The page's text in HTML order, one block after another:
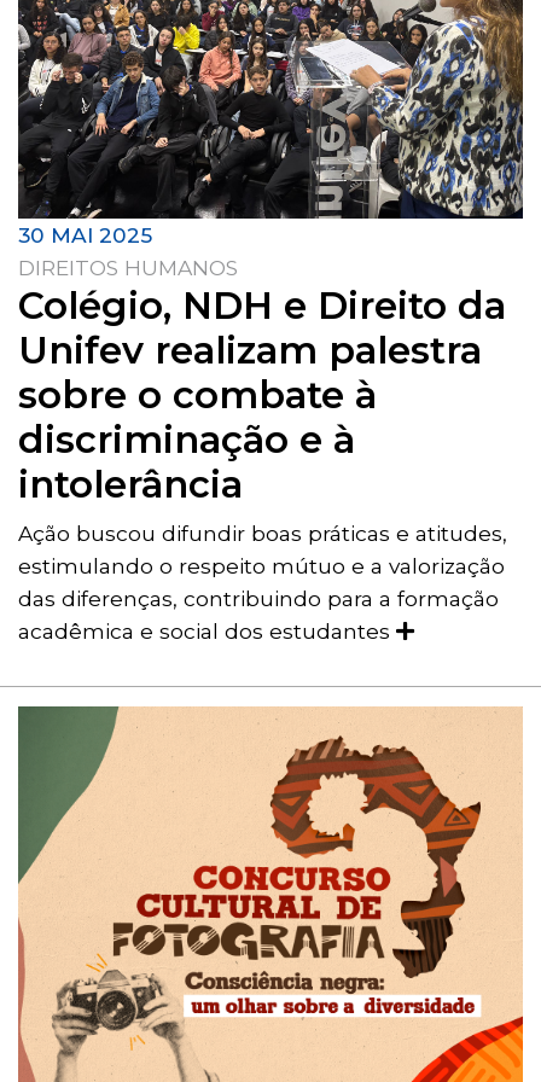
30 MAI 2025
DIREITOS HUMANOS
Colégio, NDH e Direito da
Unifev realizam palestra
sobre o combate à
discriminação e à
intolerância
Ação buscou difundir boas práticas e atitudes,
estimulando o respeito mútuo e a valorização
das diferenças, contribuindo para a formação
acadêmica e social dos estudantes